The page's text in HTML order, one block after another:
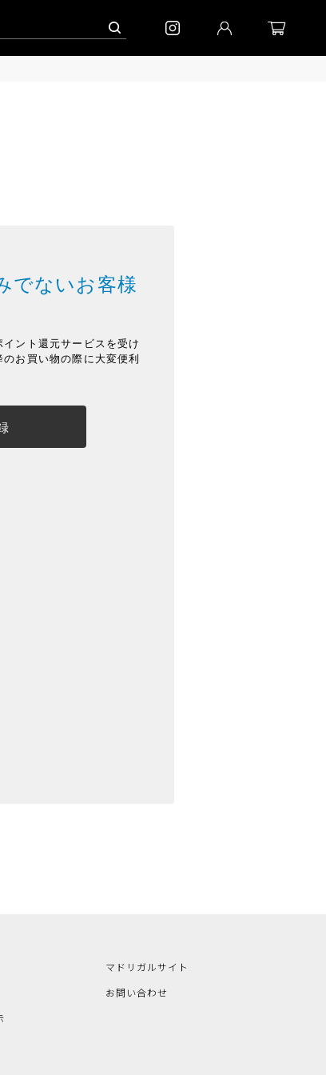
でないお客様
ント還元サービスを受け
お買い物の際に大変便利
マドリガルサイト
お問い合わせ